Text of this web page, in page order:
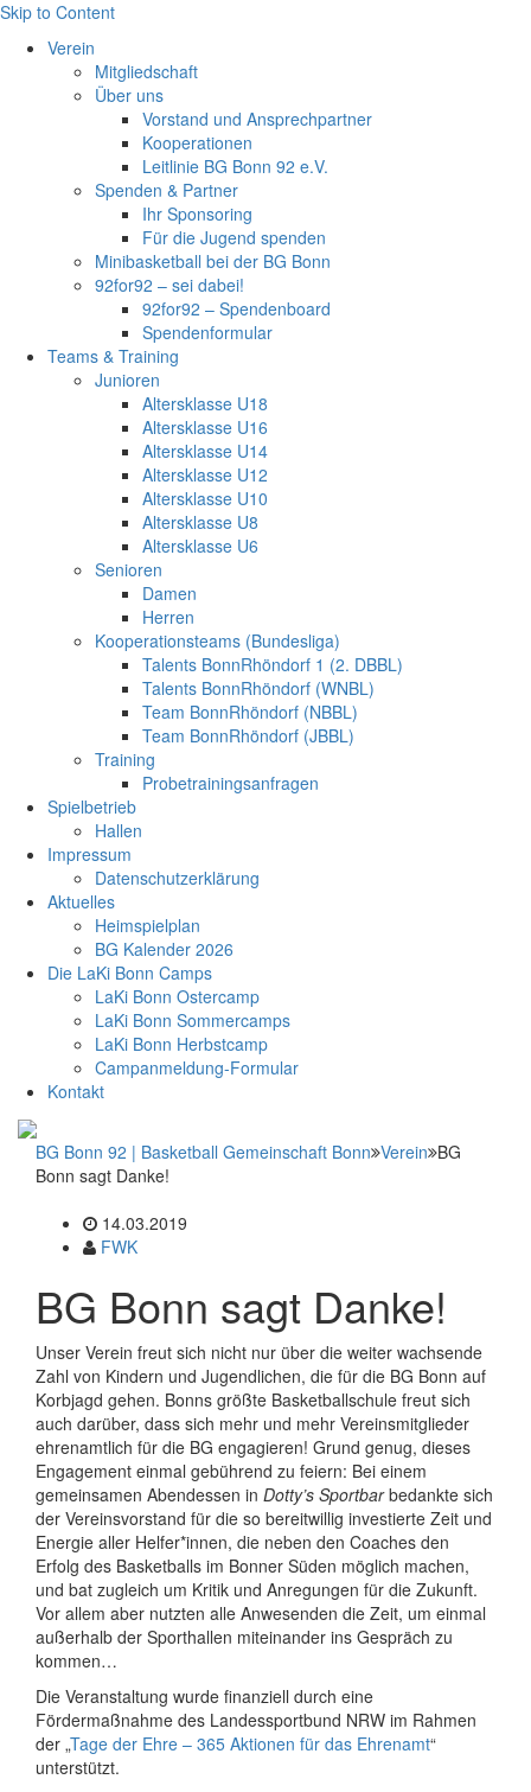
Skip to Content
Verein
Mitgliedschaft
Über uns
Vorstand und Ansprechpartner
Kooperationen
Leitlinie BG Bonn 92 e.V.
Spenden & Partner
Ihr Sponsoring
Für die Jugend spenden
Minibasketball bei der BG Bonn
92for92 – sei dabei!
92for92 – Spendenboard
Spendenformular
Teams & Training
Junioren
Altersklasse U18
Altersklasse U16
Altersklasse U14
Altersklasse U12
Altersklasse U10
Altersklasse U8
Altersklasse U6
Senioren
Damen
Herren
Kooperationsteams (Bundesliga)
Talents BonnRhöndorf 1 (2. DBBL)
Talents BonnRhöndorf (WNBL)
Team BonnRhöndorf (NBBL)
Team BonnRhöndorf (JBBL)
Training
Probetrainingsanfragen
Spielbetrieb
Hallen
Impressum
Datenschutzerklärung
Aktuelles
Heimspielplan
BG Kalender 2026
Die LaKi Bonn Camps
LaKi Bonn Ostercamp
LaKi Bonn Sommercamps
LaKi Bonn Herbstcamp
Campanmeldung-Formular
Kontakt
BG Bonn 92 | Basketball Gemeinschaft Bonn Verein BG
Bonn sagt Danke!
14.03.2019
FWK
BG Bonn sagt Danke!
Unser Verein freut sich nicht nur über die weiter wachsende
Zahl von Kindern und Jugendlichen, die für die BG Bonn auf
Korbjagd gehen. Bonns größte Basketballschule freut sich
auch darüber, dass sich mehr und mehr Vereinsmitglieder
ehrenamtlich für die BG engagieren! Grund genug, dieses
Engagement einmal gebührend zu feiern: Bei einem
gemeinsamen Abendessen in Dotty’s Sportbarbedankte sich
der Vereinsvorstand für die so bereitwillig investierte Zeit und
Energie aller Helfer*innen, die neben den Coaches den
Erfolg des Basketballs im Bonner Süden möglich machen,
und bat zugleich um Kritik und Anregungen für die Zukunft.
Vor allem aber nutzten alle Anwesenden die Zeit, um einmal
außerhalb der Sporthallen miteinander ins Gespräch zu
kommen…
Die Veranstaltung wurde finanziell durch eine
Fördermaßnahme des Landessportbund NRW im Rahmen
der „Tage der Ehre – 365 Aktionen für das Ehrenamt“
unterstützt.